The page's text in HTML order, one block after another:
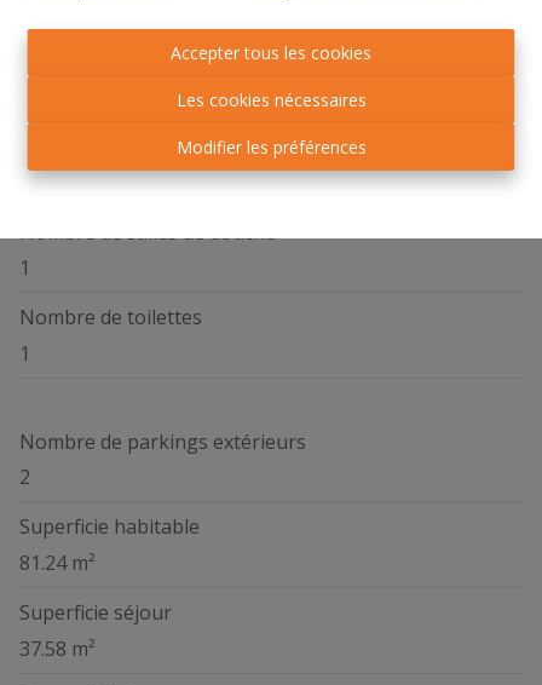
Accepter tous les cookies
Les cookies nécessaires
Modifier les préférences
Nombre d'étages
Nombre de chambres
2
Nombre de salles de douche
1
Nombre de toilettes
1
Nombre de parkings extérieurs
2
Superficie habitable
81.24 m²
Superficie séjour
37.58 m²